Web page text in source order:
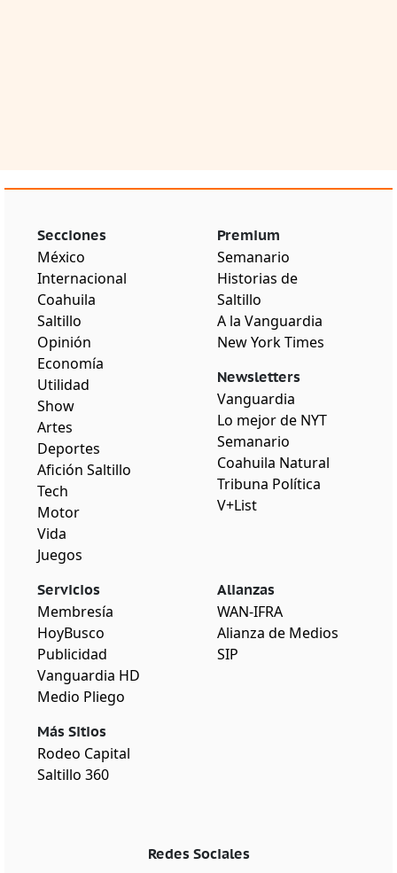
Secciones
México
Internacional
Coahuila
Saltillo
Opinión
Economía
Utilidad
Show
Artes
Deportes
Afición Saltillo
Tech
Motor
Vida
Juegos
Premium
Semanario
Historias de
Saltillo
A la Vanguardia
New York Times
Newsletters
Vanguardia
Lo mejor de NYT
Semanario
Coahuila Natural
Tribuna Política
V+List
Servicios
Membresía
HoyBusco
Publicidad
Vanguardia HD
Medio Pliego
Más Sitios
Rodeo Capital
Saltillo 360
Alianzas
WAN-IFRA
Alianza de Medios
SIP
Redes Sociales